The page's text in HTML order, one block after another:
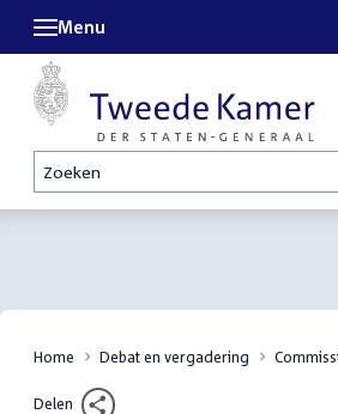
Zoeken
Menu
Home Debat en vergadering
Delen